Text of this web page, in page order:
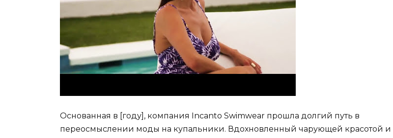
Основанная в [году], компания Incanto Swimwear прошла долгий путь в
переосмыслении моды на купальники. Вдохновленный чарующей красотой и